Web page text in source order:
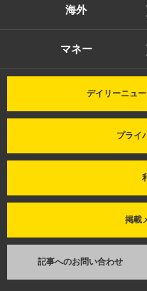
海外
マネー
デイリーニュ
プライ
掲載
記事へのお問い合わせ